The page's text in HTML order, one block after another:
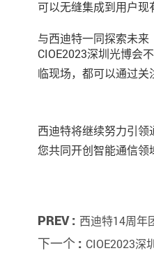
可以无缝集成到用户现
与西迪特一同探索未来
CIOE2023深圳光博会
临现场，都可以通过关
西迪特将继续努力引
您共同开创智能通信领
PREV : 西迪特14周年
下一个 : CIOE2023深